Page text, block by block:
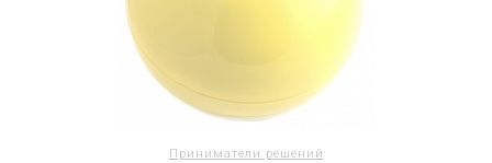
Приниматели решений